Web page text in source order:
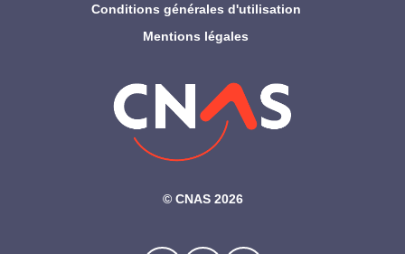
©‎ CNAS 2026
Conditions générales d'utilisation
Mentions légales